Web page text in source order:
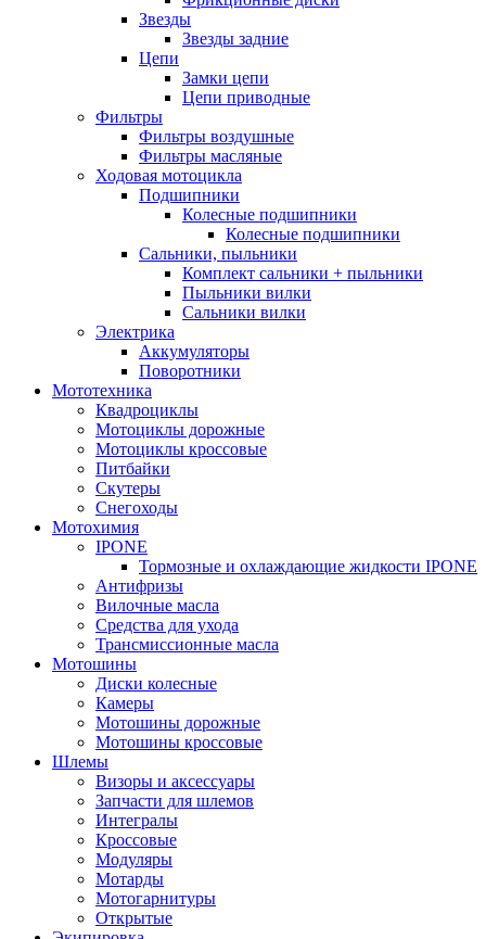
Звезды
Звезды задние
Цепи
Замки цепи
Цепи приводные
Фильтры
Фильтры воздушные
Фильтры масляные
Ходовая мотоцикла
Подшипники
Колесные подшипники
Колесные подшипники
Сальники, пыльники
Комплект сальники + пыльники
Пыльники вилки
Сальники вилки
Электрика
Аккумуляторы
Поворотники
Мототехника
Квадроциклы
Мотоциклы дорожные
Мотоциклы кроссовые
Питбайки
Скутеры
Снегоходы
Мотохимия
IPONE
Тормозные и охлаждающие жидкости IPONE
Антифризы
Вилочные масла
Средства для ухода
Трансмиссионные масла
Мотошины
Диски колесные
Камеры
Мотошины дорожные
Мотошины кроссовые
Шлемы
Визоры и аксессуары
Запчасти для шлемов
Интегралы
Кроссовые
Модуляры
Мотарды
Мотогарнитуры
Открытые